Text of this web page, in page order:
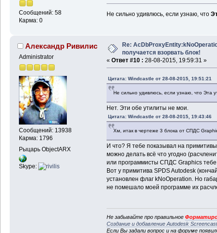
Сообщений: 58
Карма: 0
Не сильно удивлюсь, если узнаю, что
Александр Ривилис
Administrator
Сообщений: 13938
Карма: 1796
Рыцарь ObjectARX
Skype:
Re:
получается взорвать блок!
« Ответ #10 : 28-08-2015, 19:59:31 »
Цитата: Windcastle от 28-08-2015, 19:51:21
Не сильно удивлюсь, если узнаю, что Эта
Нет. Эти обе утилиты не мои.
Цитата: Windcastle от 28-08-2015, 19:43:46
Хм, итак в чертеже 3 блока от СПДС
И что? Я тебе показывал на
можно делать всё что угодно
или программисты СПДС Graphics тебе
Вот у примитива SPDS Autodesk
установлен флаг kNoOperation. Но
не помешало моей программе их
Не забывайте про правильное
Создание и добавление Autodesk
Если Вы задали вопрос и на форуме